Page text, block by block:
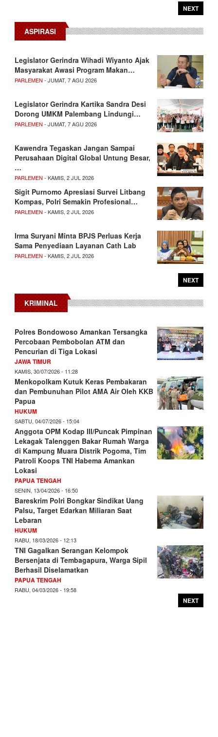
NEXT
ASPIRASI
Legislator Gerindra Wihadi Wiyanto Ajak
Masyarakat Awasi Program Makan…
PARLEMEN - JUMAT, 7 AGU 2026
Legislator Gerindra Kartika Sandra Desi
Dorong UMKM Palembang Lindungi…
PARLEMEN - JUMAT, 7 AGU 2026
Kawendra Tegaskan Jangan Sampai
Perusahaan Digital Global Untung Besar,
…
PARLEMEN - KAMIS, 2 JUL 2026
Sigit Purnomo Apresiasi Survei Litbang
Kompas, Polri Semakin Profesional…
PARLEMEN - KAMIS, 2 JUL 2026
Irma Suryani Minta BPJS Perluas Kerja
Sama Penyediaan Layanan Cath Lab
PARLEMEN - KAMIS, 2 JUL 2026
NEXT
KRIMINAL
Polres Bondowoso Amankan Tersangka
Percobaan Pembobolan ATM dan
Pencurian di Tiga Lokasi
JAWA TIMUR
KAMIS, 30/07/2026 - 11:28
Menkopolkam Kutuk Keras Pembakaran
dan Pembunuhan Pilot AMA Air Oleh KKB
Papua
HUKUM
SABTU, 04/07/2026 - 15:04
Anggota OPM Kodap III/Puncak Pimpinan
Lekagak Talenggen Bakar Rumah Warga
di Kampung Muara Distrik Pogoma, Tim
Patroli Koops TNI Habema Amankan
Lokasi
PAPUA TENGAH
SENIN, 13/04/2026 - 16:50
Bareskrim Polri Bongkar Sindikat Uang
Palsu, Target Edarkan Miliaran Saat
Lebaran
HUKUM
RABU, 18/03/2026 - 12:13
TNI Gagalkan Serangan Kelompok
Bersenjata di Tembagapura, Warga Sipil
Berhasil Diselamatkan
PAPUA TENGAH
RABU, 04/03/2026 - 19:58
NEXT